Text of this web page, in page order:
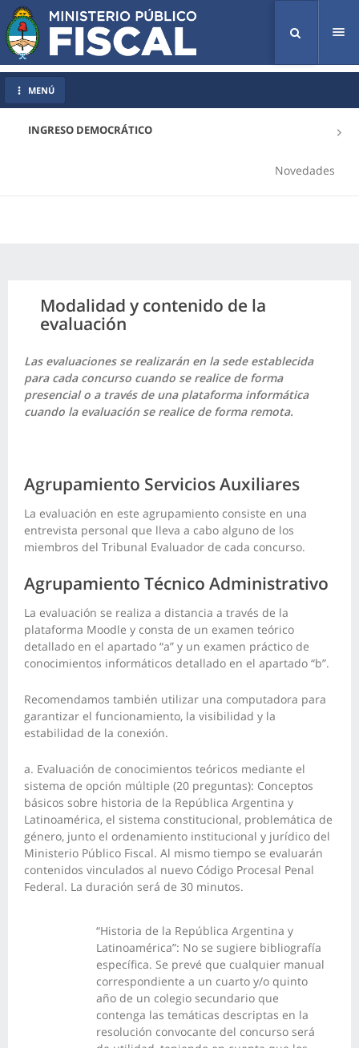
INGRESO DEMOCRÁTICO
Novedades
MENÚ
Modalidad y contenido de la
evaluación
Las evaluaciones se realizarán en la sede establecida
para cada concurso cuando se realice de forma
presencial o a través de una plataforma informática
cuando la evaluación se realice de forma remota.
Agrupamiento Servicios Auxiliares
La evaluación en este agrupamiento consiste en una
entrevista personal que lleva a cabo alguno de los
miembros del Tribunal Evaluador de cada concurso.
Agrupamiento Técnico Administrativo
La evaluación se realiza a distancia a través de la
plataforma Moodle y consta de un examen teórico
detallado en el apartado “a” y un examen práctico de
conocimientos informáticos detallado en el apartado “b”.
Recomendamos también utilizar una computadora para
garantizar el funcionamiento, la visibilidad y la
estabilidad de la conexión.
a. Evaluación de conocimientos teóricos mediante el
sistema de opción múltiple (20 preguntas): Conceptos
básicos sobre historia de la República Argentina y
Latinoamérica, el sistema constitucional, problemática de
género, junto el ordenamiento institucional y jurídico del
Ministerio Público Fiscal. Al mismo tiempo se evaluarán
contenidos vinculados al nuevo Código Procesal Penal
Federal. La duración será de 30 minutos.
“Historia de la República Argentina y
Latinoamérica”: No se sugiere bibliografía
específica. Se prevé que cualquier manual
correspondiente a un cuarto y/o quinto
año de un colegio secundario que
contenga las temáticas descriptas en la
resolución convocante del concurso será